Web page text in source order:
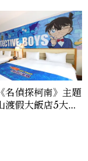
名偵探柯南》主題
渡假大飯店5大角